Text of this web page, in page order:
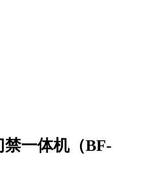
一体机（BF-